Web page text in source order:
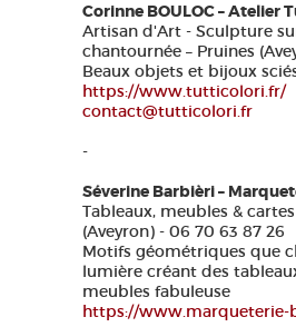
Corinne BOULOC – Atelier
Artisan d'Art - Sculpture
chantournée – Pruines
Beaux objets et bijoux
https://www.tutticolori.fr/
contact@tutticolori.fr
-
Séverine Barbièri –
Tableaux, meubles &
(Aveyron) - 06 70 63 87 26
Motifs géométriques que
lumière créant des
meubles fabuleuse
https://www.marqueterie-